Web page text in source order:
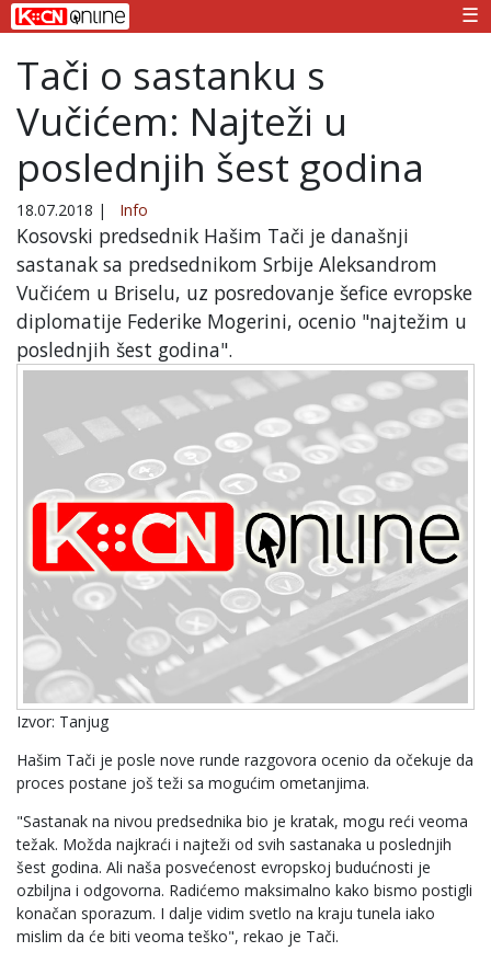
☰
Tači o sastanku s
Vučićem: Najteži u
poslednjih šest godina
18.07.2018 | Info
Kosovski predsednik Hašim Tači je današnji
sastanak sa predsednikom Srbije Aleksandrom
Vučićem u Briselu, uz posredovanje šefice evropske
diplomatije Federike Mogerini, ocenio "najtežim u
poslednjih šest godina".
Izvor: Tanjug
Hašim Tači je posle nove runde razgovora ocenio da očekuje da
proces postane još teži sa mogućim ometanjima.
"Sastanak na nivou predsednika bio je kratak, mogu reći veoma
težak. Možda najkraći i najteži od svih sastanaka u poslednjih
šest godina. Ali naša posvećenost evropskoj budućnosti je
ozbiljna i odgovorna. Radićemo maksimalno kako bismo postigli
konačan sporazum. I dalje vidim svetlo na kraju tunela iako
mislim da će biti veoma teško", rekao je Tači.